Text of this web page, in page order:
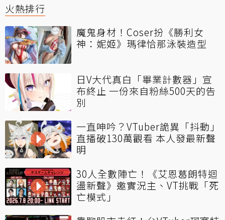
火熱排行
魔鬼身材！Coser扮《勝利女
神：妮姬》瑪律恰那泳裝造型
日V大代真白「畢業計數器」宣
布終止 一份來自粉絲500天的告
別
一直呻吟？VTuber詭異「抖動」
直播破130萬觀看 本人發最新聲
明
30人全數陣亡！《艾恩葛朗特迴
盪新聲》邀實況主、VT挑戰「死
亡模式」